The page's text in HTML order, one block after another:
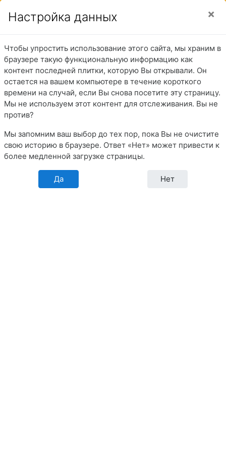
Перейти к основному содержанию
Боковая панельВы используете гостевой доступ ( Вход
Подготовка
персонала танкеров
и газовозов
В начало Разделы
Перечни тестовых заданий
Итоговое тестирование в МОО/УТЦ
Подготовка персонала танкеров и газовозов
Газовозы (Расширенная)
Настройка данных
Чтобы упростить использование этого сайта, мы храним в
браузере такую функциональную информацию как
контент последней плитки, которую Вы открывали. Он
остается на вашем компьютере в течение короткого
времени на случай, если Вы снова посетите эту страницу.
Мы не используем этот контент для отслеживания. Вы не
против?
Мы запомним ваш выбор до тех пор, пока Вы не очистите
свою историю в браузере. Ответ «Нет» может привести к
более медленной загрузке страницы.